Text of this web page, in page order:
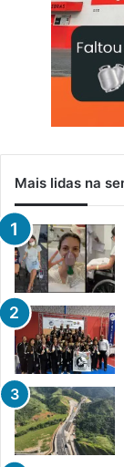
Mais lidas na